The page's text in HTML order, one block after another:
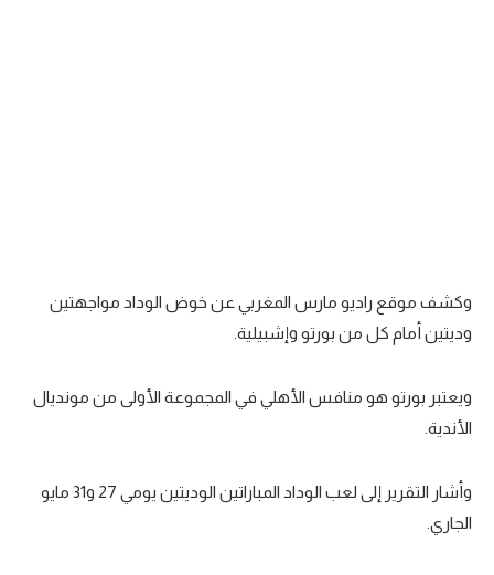
فيديو في الجول
وكشف موقع راديو مارس المغربي عن خوض الوداد مواجهتين
وديتين أمام كل من بورتو وإشبيلية.
ويعتبر بورتو هو منافس الأهلي في المجموعة الأولى من مونديال
الأندية.
وأشار التقرير إلى لعب الوداد المباراتين الوديتين يومي 27 و31 مايو
الجاري.